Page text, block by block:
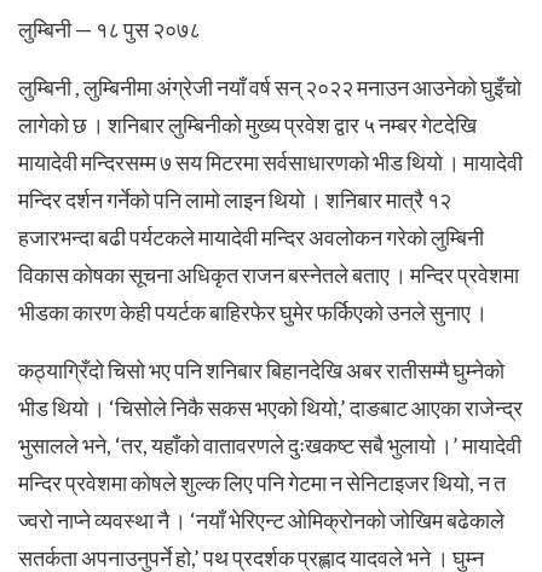
लुम्बिनी — १८ पुस २०७८
लुम्बिनी , लुम्बिनीमा अंग्रेजी नयाँ वर्ष सन् २०२२ मनाउन आउनेको घुइँचो
लागेको छ । शनिबार लुम्बिनीको मुख्य प्रवेश द्वार ५ नम्बर गेटदेखि
मायादेवी मन्दिरसम्म ७ सय मिटरमा सर्वसाधारणको भीड थियो । मायादेवी
मन्दिर दर्शन गर्नेको पनि लामो लाइन थियो ।शनिबार मात्रै १२
हजारभन्दा बढी पर्यटकले मायादेवी मन्दिर अवलोकन गरेको लुम्बिनी
विकास कोषका सूचना अधिकृत राजन बस्नेतले बताए । मन्दिर प्रवेशमा
भीडका कारण केही पयर्टक बाहिरफेर घुमेर फर्किएको उनले सुनाए ।
कठ्याग्रिँदो चिसो भए पनि शनिबार बिहानदेखि अबर रातीसम्मै घुम्नेको
भीड थियो । ‘चिसोले निकै सकस भएको थियो,’ दाङबाट आएका राजेन्द्र
भुसालले भने, ‘तर, यहाँको वातावरणले दुःखकष्ट सबै भुलायो ।’मायादेवी
मन्दिर प्रवेशमा कोषले शुल्क लिए पनि गेटमा न सेनिटाइजर थियो, न त
ज्वरो नाप्ने व्यवस्था नै । ‘नयाँ भेरिएन्ट ओमिक्रोनको जोखिम बढेकाले
सतर्कता अपनाउनुपर्ने हो,’ पथ प्रदर्शक प्रह्लाद यादवले भने । घुम्न